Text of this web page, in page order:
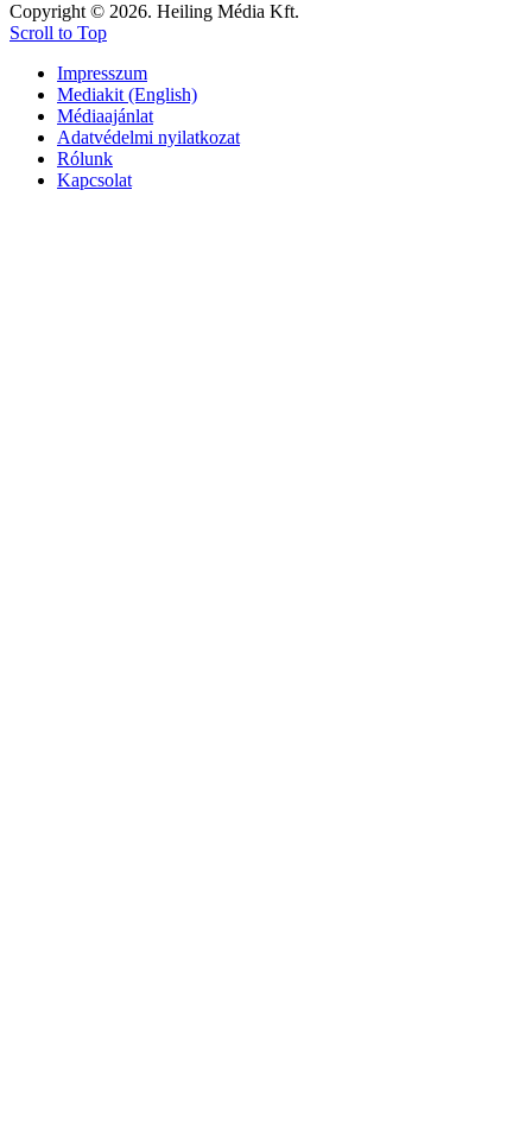
Copyright © 2026. Heiling Média Kft.
Scroll to Top
Impresszum
Mediakit (English)
Médiaajánlat
Adatvédelmi nyilatkozat
Rólunk
Kapcsolat